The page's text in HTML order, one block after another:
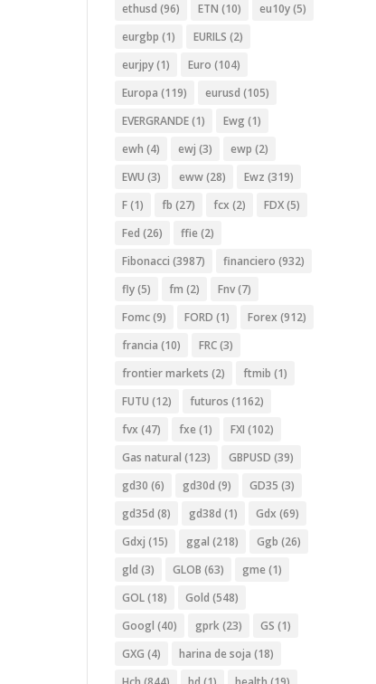
ethusd (96) ETN (10) eu10y(5)
eurgbp (1) EURILS (2)
eurjpy(1) Euro (104)
Europa (119) eurusd (105)
EVERGRANDE(1) Ewg (1)
ewh (4) ewj (3) ewp (2)
EWU (3) eww(28) Ewz (319)
F(1) fb (27) fcx (2) FDX(5)
Fed (26) ffie (2)
Fibonacci (3987) financiero (932)
fly(5) fm (2) Fnv(7)
Fomc(9) FORD (1) Forex (912)
francia (10) FRC(3)
frontier markets (2) ftmib (1)
FUTU (12) futuros (1162)
fvx (47) fxe (1) FXI (102)
Gas natural (123) GBPUSD (39)
gd30 (6) gd30d (9) GD35 (3)
gd35d (8) gd38d (1) Gdx (69)
Gdxj (15) ggal (218) Ggb (26)
gld (3) GLOB (63) gme (1)
GOL(18) Gold (548)
Googl (40) gprk(23) GS (1)
GXG (4) harina de soja (18)